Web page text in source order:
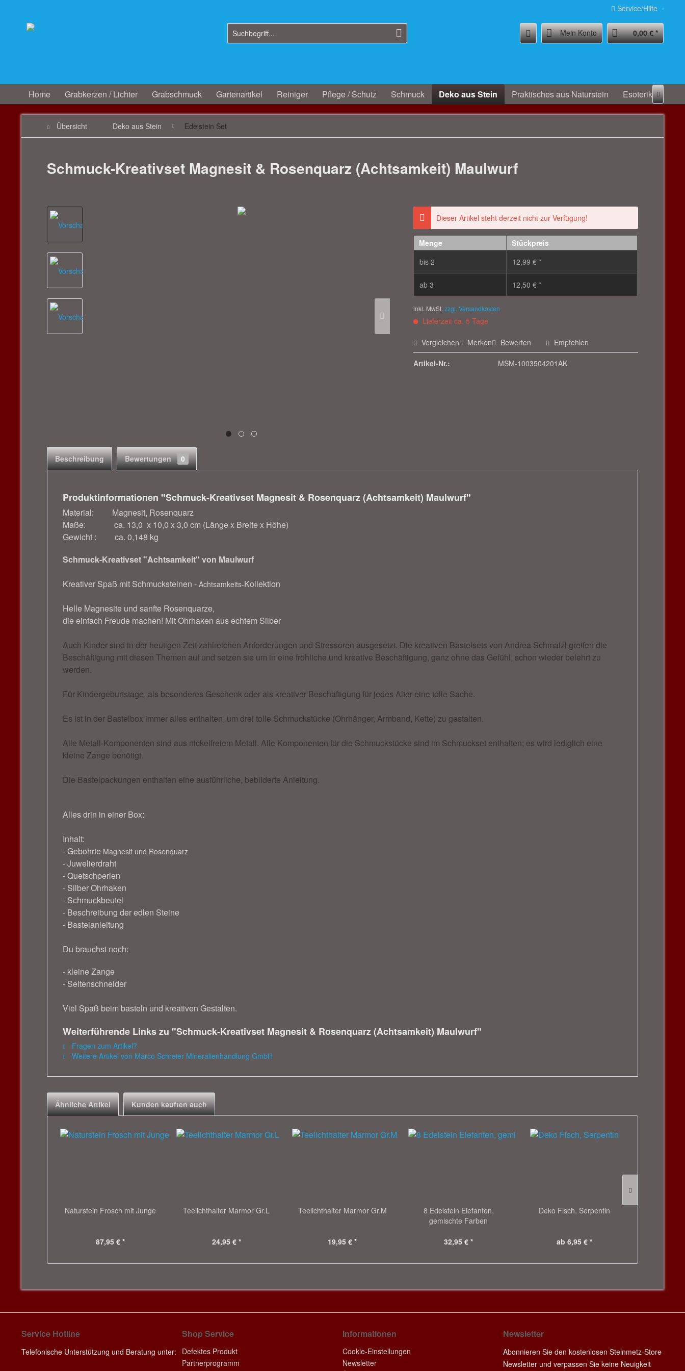
Service/Hilfe
Mein Konto 0,00 € *
Home Grabkerzen / Lichter Grabschmuck Gartenartikel Reiniger Pflege / Schutz Schmuck Deko aus Stein Praktisches aus Naturstein Esoterik -
Übersicht Deko aus Stein Edelstein Set
Schmuck-Kreativset Magnesit & Rosenquarz (Achtsamkeit) Maulwurf
Dieser Artikel steht derzeit nicht zur Verfügung!
Menge
Stückpreis
bis2 12,99 € *
ab3 12,50 € *
inkl. MwSt.zzgl. Versandkosten
Lieferzeit ca. 5 Tage
Vergleichen Merken Bewerten Empfehlen
Artikel-Nr.: MSM-1003504201AK
Beschreibung Bewertungen 0
Produktinformationen "Schmuck-Kreativset Magnesit & Rosenquarz (Achtsamkeit) Maulwurf"
Material: Magnesit, Rosenquarz
Maße: ca. 13,0 x 10,0 x 3,0 cm (Länge x Breite x Höhe)
Gewicht : ca. 0,148 kg
Schmuck-Kreativset "Achtsamkeit" von Maulwurf
Kreativer Spaß mit Schmucksteinen - Achtsamkeits-Kollektion
Helle Magnesite und sanfte Rosenquarze,
die einfach Freude machen! Mit Ohrhaken aus echtem Silber
Auch Kinder sind in der heutigen Zeit zahlreichen Anforderungen und Stressoren ausgesetzt. Die kreativen Bastelsets von Andrea Schmalzl greifen die
Beschäftigung mit diesen Themen auf und setzen sie um in eine fröhliche und kreative Beschäftigung, ganz ohne das Gefühl, schon wieder belehrt zu
werden.
Für Kindergeburtstage, als besonderes Geschenk oder als kreativer Beschäftigung für jedes Alter eine tolle Sache.
Es ist in der Bastelbox immer alles enthalten, um drei tolle Schmuckstücke (Ohrhänger, Armband, Kette) zu gestalten.
Alle Metall-Komponenten sind aus nickelfreiem Metall. Alle Komponenten für die Schmuckstücke sind im Schmuckset enthalten; es wird lediglich eine
kleine Zange benötigt.
Die Bastelpackungen enthalten eine ausführliche, bebilderte Anleitung.
Alles drin in einer Box:
Inhalt:
- Gebohrte Magnesit und Rosenquarz
- Juwelierdraht
- Quetschperlen
- Silber Ohrhaken
- Schmuckbeutel
- Beschreibung der edlen Steine
- Bastelanleitung
Du brauchst noch:
- kleine Zange
- Seitenschneider
Viel Spaß beim basteln und kreativen Gestalten.
Weiterführende Links zu "Schmuck-Kreativset Magnesit & Rosenquarz (Achtsamkeit) Maulwurf"
Fragen zum Artikel?
Weitere Artikel von Marco Schreier Mineralienhandlung GmbH
Ähnliche Artikel Kunden kauften auch
Naturstein Frosch mit Junge
87,95 € *
Teelichthalter Marmor Gr.L
24,95 € *
Teelichthalter Marmor Gr.M
19,95 € *
8 Edelstein Elefanten,
gemischte Farben
32,95 € *
Deko Fisch, Serpentin
ab 6,95 € *
Service Hotline
Telefonische Unterstützung und Beratung unter:
Shop Service
Defektes Produkt
Partnerprogramm
Informationen
Cookie-Einstellungen
Newsletter
Newsletter
Abonnieren Sie den kostenlosen Steinmetz-Store
Newsletter und verpassen Sie keine Neuigkeit